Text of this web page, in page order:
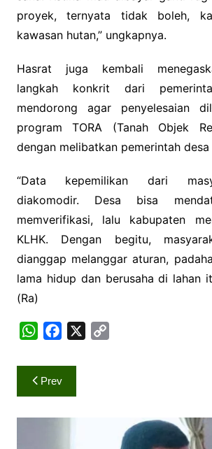
proyek, ternyata tidak boleh,
kawasan hutan,” ungkapnya.
Hasrat juga kembali
langkah konkrit dari
mendorong agar penyelesaian
program TORA (Tanah Objek
dengan melibatkan pemerintah
“Data kepemilikan dari
diakomodir. Desa bisa
memverifikasi, lalu kabupaten
KLHK. Dengan begitu,
dianggap melanggar aturan,
lama hidup dan berusaha di lahan
(Ra)
W
a
t
A
c
e
o
Navigasi
pos
Prev